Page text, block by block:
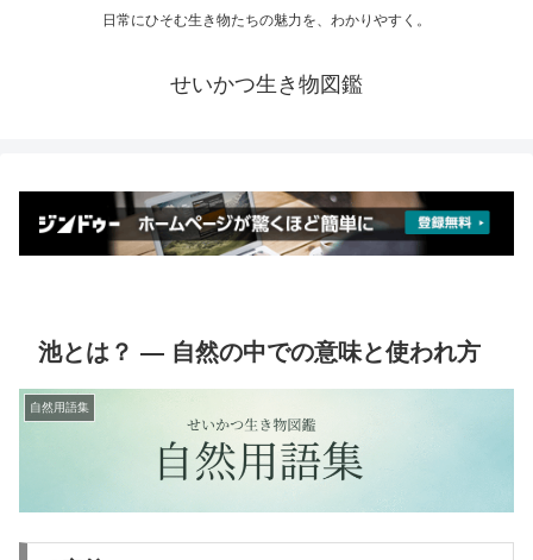
日常にひそむ生き物たちの魅力を、わかりやすく。
せいかつ生き物図鑑
池とは？ ― 自然の中での意味と使われ方
自然用語集